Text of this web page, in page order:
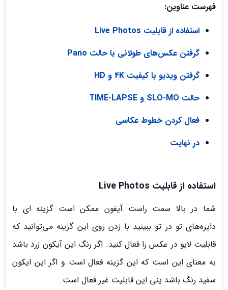
فهرست عناوین:
استفاده از قابلیت Live Photos
گرفتن عکس‌های طولانی با حالت Pano‌
گرفتن ویدیو با کیفیت 4K و HD
حالت SLO-MO و TIME-LAPSE
فعال کردن خطوط عکاسی
در نهایت
استفاده از قابلیت Live Photos
شما در بالا سمت راست آیفون ممکن است گزینه ای با
دایره‌های تو در تو ببینید با زدن روی این گزینه می‌توانید که
قابلیت لایو در عکس را فعال کنید. اگر رنگ این آیکون زرد باشد
به معنای این است که این گزینه فعال است و اگر این ایکون
سفید رنگ باشد ینی این قابلیت غیر فعال است.